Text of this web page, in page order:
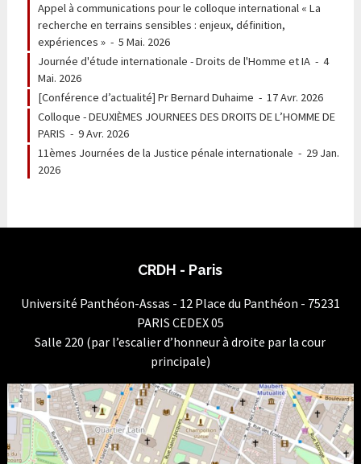
Appel à communications pour le colloque international « La
recherche en terrains sensibles : enjeux, définition,
expériences »- 5 Mai. 2026
Journée d'étude internationale - Droits de l'Homme et IA- 4
Mai. 2026
[Conférence d’actualité] Pr Bernard Duhaime - 17 Avr. 2026
Colloque - DEUXIÈMES JOURNEES DES DROITS DE L’HOMME DE
PARIS - 9 Avr. 2026
11èmes Journées de la Justice pénale internationale - 29 Jan.
2026
CRDH - Paris
Université Panthéon-Assas - 12 Place du Panthéon - 75231
PARIS CEDEX 05
Salle 220 (par l’escalier d’honneur à droite par la cour
principale)